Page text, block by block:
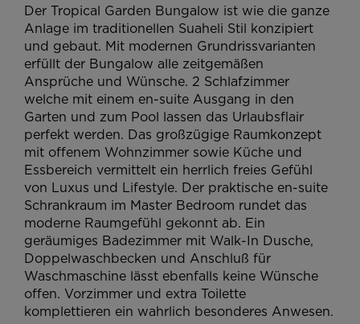
Der Tropical Garden Bungalow ist wie die ganze
Anlage im traditionellen Suaheli Stil konzipiert
und gebaut. Mit modernen Grundrissvarianten
erfüllt der Bungalow alle zeitgemäßen
Ansprüche und Wünsche. 2 Schlafzimmer
welche mit einem en-suite Ausgang in den
Garten und zum Pool lassen das Urlaubsflair
perfekt werden. Das großzügige Raumkonzept
mit offenem Wohnzimmer sowie Küche und
Essbereich vermittelt ein herrlich freies Gefühl
von Luxus und Lifestyle. Der praktische en-suite
Schrankraum im Master Bedroom rundet das
moderne Raumgefühl gekonnt ab. Ein
geräumiges Badezimmer mit Walk-In Dusche,
Doppelwaschbecken und Anschluß für
Waschmaschine lässt ebenfalls keine Wünsche
offen. Vorzimmer und extra Toilette
komplettieren ein wahrlich besonderes Anwesen.